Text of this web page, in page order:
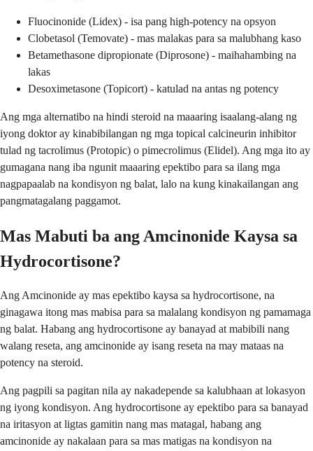
Fluocinonide (Lidex) - isa pang high-potency na opsyon
Clobetasol (Temovate) - mas malakas para sa malubhang kaso
Betamethasone dipropionate (Diprosone) - maihahambing na
lakas
Desoximetasone (Topicort) - katulad na antas ng potency
Ang mga alternatibo na hindi steroid na maaaring isaalang-alang ng
iyong doktor ay kinabibilangan ng mga topical calcineurin inhibitor
tulad ng tacrolimus (Protopic) o pimecrolimus (Elidel). Ang mga ito ay
gumagana nang iba ngunit maaaring epektibo para sa ilang mga
nagpapaalab na kondisyon ng balat, lalo na kung kinakailangan ang
pangmatagalang paggamot.
Mas Mabuti ba ang Amcinonide Kaysa sa
Hydrocortisone?
Ang Amcinonide ay mas epektibo kaysa sa hydrocortisone, na
ginagawa itong mas mabisa para sa malalang kondisyon ng pamamaga
ng balat. Habang ang hydrocortisone ay banayad at mabibili nang
walang reseta, ang amcinonide ay isang reseta na may mataas na
potency na steroid.
Ang pagpili sa pagitan nila ay nakadepende sa kalubhaan at lokasyon
ng iyong kondisyon. Ang hydrocortisone ay epektibo para sa banayad
na iritasyon at ligtas gamitin nang mas matagal, habang ang
amcinonide ay nakalaan para sa mas matigas na kondisyon na